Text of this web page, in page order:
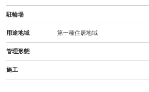
駐輪場
用途地域 第一種住居地域
管理形態
施工